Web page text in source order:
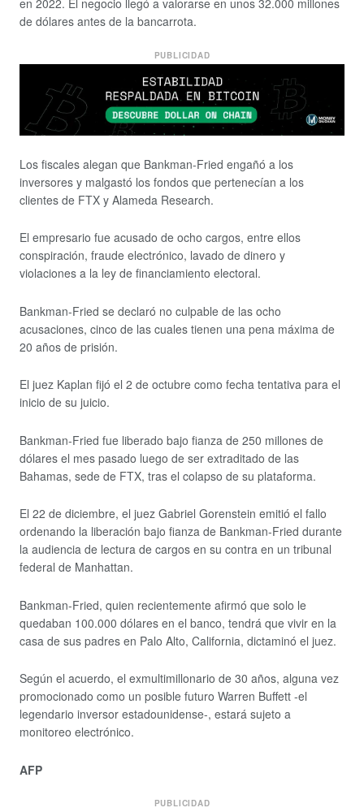
en 2022. El negocio llegó a valorarse en unos 32.000 millones
de dólares antes de la bancarrota.
PUBLICIDAD
Los fiscales alegan que Bankman-Fried engañó a los
inversores y malgastó los fondos que pertenecían a los
clientes de FTX y Alameda Research.
El empresario fue acusado de ocho cargos, entre ellos
conspiración, fraude electrónico, lavado de dinero y
violaciones a la ley de financiamiento electoral.
Bankman-Fried se declaró no culpable de las ocho
acusaciones, cinco de las cuales tienen una pena máxima de
20 años de prisión.
El juez Kaplan fijó el 2 de octubre como fecha tentativa para el
inicio de su juicio.
Bankman-Fried fue liberado bajo fianza de 250 millones de
dólares el mes pasado luego de ser extraditado de las
Bahamas, sede de FTX, tras el colapso de su plataforma.
El 22 de diciembre, el juez Gabriel Gorenstein emitió el fallo
ordenando la liberación bajo fianza de Bankman-Fried durante
la audiencia de lectura de cargos en su contra en un tribunal
federal de Manhattan.
Bankman-Fried, quien recientemente afirmó que solo le
quedaban 100.000 dólares en el banco, tendrá que vivir en la
casa de sus padres en Palo Alto, California, dictaminó el juez.
Según el acuerdo, el exmultimillonario de 30 años, alguna vez
promocionado como un posible futuro Warren Buffett -el
legendario inversor estadounidense-, estará sujeto a
monitoreo electrónico.
AFP
PUBLICIDAD